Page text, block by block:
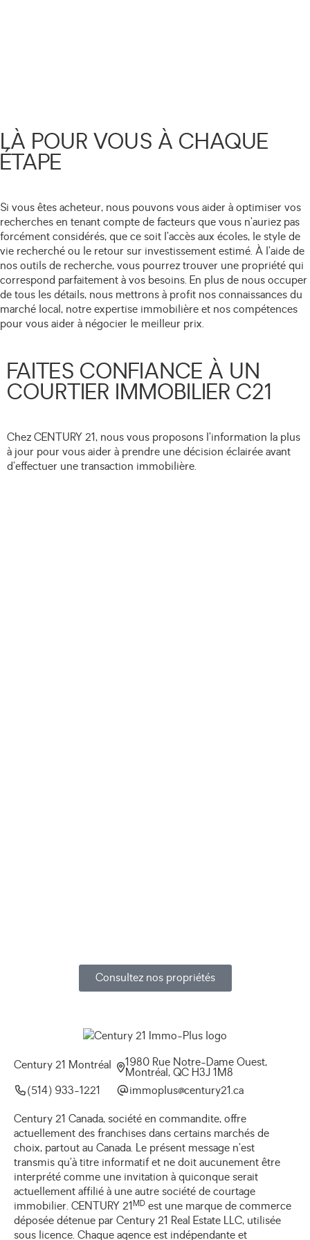
LÀ POUR VOUS À CHAQUE
ÉTAPE
Si vous êtes acheteur, nous pouvons vous aider à optimiser vos
recherches en tenant compte de facteurs que vous n’auriez pas
forcément considérés, que ce soit l’accès aux écoles, le style de
vie recherché ou le retour sur investissement estimé. À l’aide de
nos outils de recherche, vous pourrez trouver une propriété qui
correspond parfaitement à vos besoins. En plus de nous occuper
de tous les détails, nous mettrons à profit nos connaissances du
marché local, notre expertise immobilière et nos compétences
pour vous aider à négocier le meilleur prix.
FAITES CONFIANCE À UN
COURTIER IMMOBILIER C21
Chez CENTURY 21, nous vous proposons l’information la plus
à jour pour vous aider à prendre une décision éclairée avant
d’effectuer une transaction immobilière.
Consultez nos propriétés
Century 21 Montréal 1980 Rue Notre-Dame Ouest,
Montréal, QC H3J 1M8
(514) 933-1221
ac.12yrutnec@sulpommi
Century 21 Canada, société en commandite, offre
actuellement des franchises dans certains marchés de
choix, partout au Canada. Le présent message n’est
transmis qu’à titre informatif et ne doit aucunement être
interprété comme une invitation à quiconque serait
actuellement affilié à une autre société de courtage
immobilier. CENTURY 21MD est une marque de commerce
déposée détenue par Century 21 Real Estate LLC, utilisée
sous licence. Chaque agence est indépendante et